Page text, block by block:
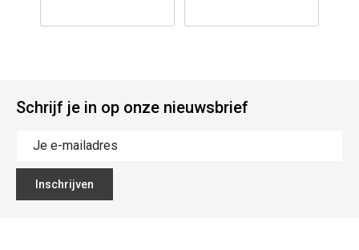
Schrijf je in op onze nieuwsbrief
Inschrijven